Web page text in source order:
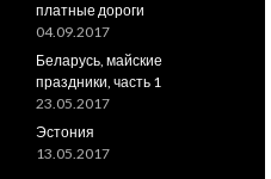
платные дороги
04.09.2017
Беларусь, майские
праздники, часть 1
23.05.2017
Эстония
13.05.2017